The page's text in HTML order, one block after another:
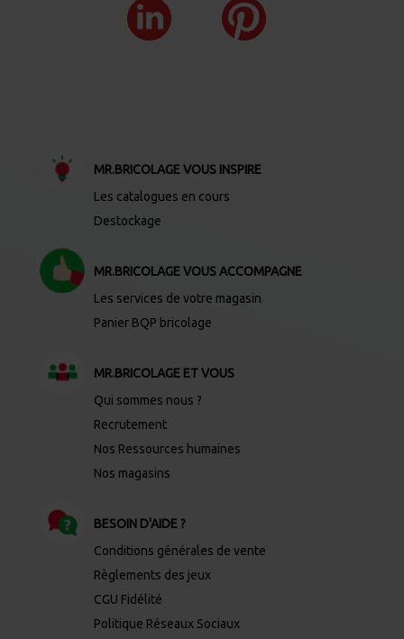
MR.BRICOLAGE VOUS INSPIRE
Les catalogues en cours
Destockage
MR.BRICOLAGE VOUS ACCOMPAGNE
Les services de votre magasin
Panier BQP bricolage
MR.BRICOLAGE ET VOUS
Qui sommes nous ?
Recrutement
Nos Ressources humaines
Nos magasins
BESOIN D'AIDE ?
Conditions générales de vente
Règlements des jeux
CGU Fidélité
Politique Réseaux Sociaux